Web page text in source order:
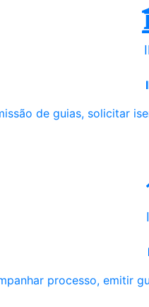
de guias, solicitar
processo, emitir